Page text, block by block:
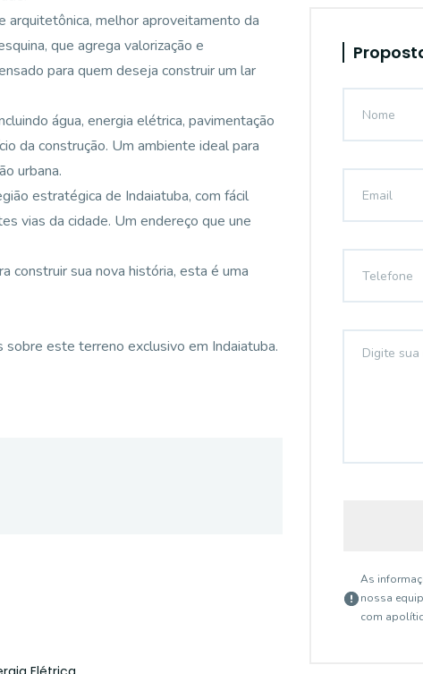
arquitetônica, melhor aproveitamento da
que agrega valorização e
para quem deseja construir um lar
água, energia elétrica, pavimentação
da construção. Um ambiente ideal para
urbana.
estratégica de Indaiatuba, com fácil
vias da cidade. Um endereço que une
construir sua nova história, esta é uma
sobre este terreno exclusivo em Indaiatuba.
As
nossa
com a